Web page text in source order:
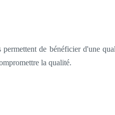
de bénéficier d'une
la qualité.